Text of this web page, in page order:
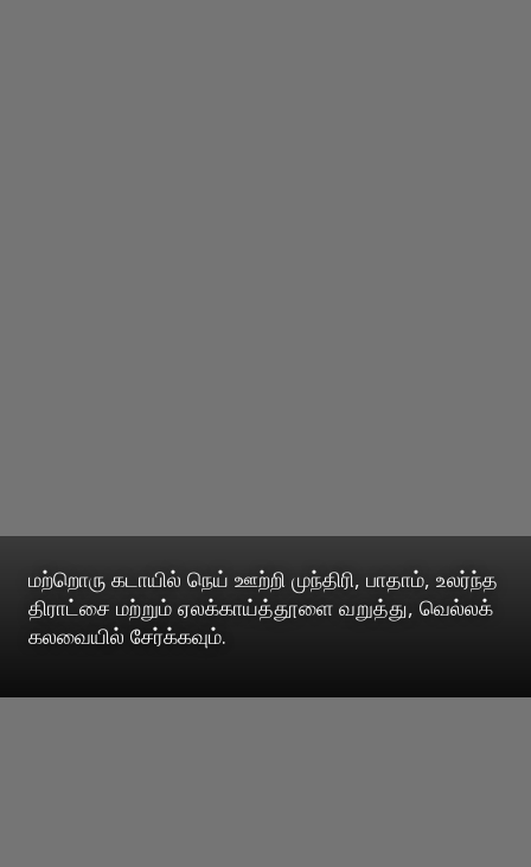
மற்றொரு கடாயில் நெய் ஊற்றி முந்திரி, பாதாம், உலர்ந்த
திராட்சை மற்றும் ஏலக்காய்த்தூளை வறுத்து, வெல்லக்
கலவையில் சேர்க்கவும்.